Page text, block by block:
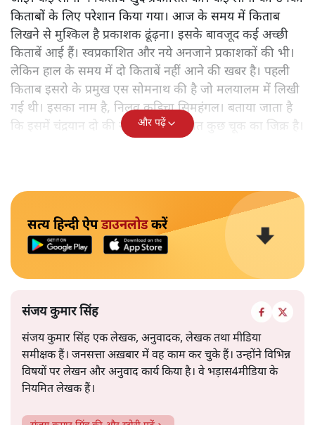
किताबों के लिए परेशान किया गया। आज के समय में किताब
लिखने से मुश्किल है प्रकाशक ढूंढ़ना। इसके बावजूद कई अच्छी
किताबें आई हैं। स्वप्रकाशित और नये अनजाने प्रकाशकों की भी।
लेकिन हाल के समय में दो किताबें नहीं आने की खबर है। पहली
किताब इसरो के प्रमुख एस सोमनाथ की है जो मलयालम में लिखी
गई थी। इसका नाम है, निलवु कुडिचा सिमहंगल। बताया जाता है
कि इसमें चंद्रयान दो की नाकामी से संबंधित कुछ चूक का जिक्र है।
और पढ़ें
सत्य हिन्दी ऐपडाउनलोडकरें
संजय कुमार सिंह
संजय कुमार सिंह एक लेखक, अनुवादक, लेखक तथा मीडिया
समीक्षक हैं। जनसत्ता अख़बार में वह काम कर चुके हैं। उन्होंने विभिन्न
विषयों पर लेखन और अनुवाद कार्य किया है। वे भड़ास4मीडिया के
नियमित लेखक हैं।